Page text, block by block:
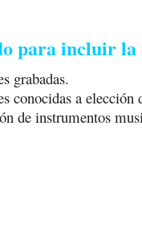
para incluir la
grabadas.
conocidas a elección
de instrumentos